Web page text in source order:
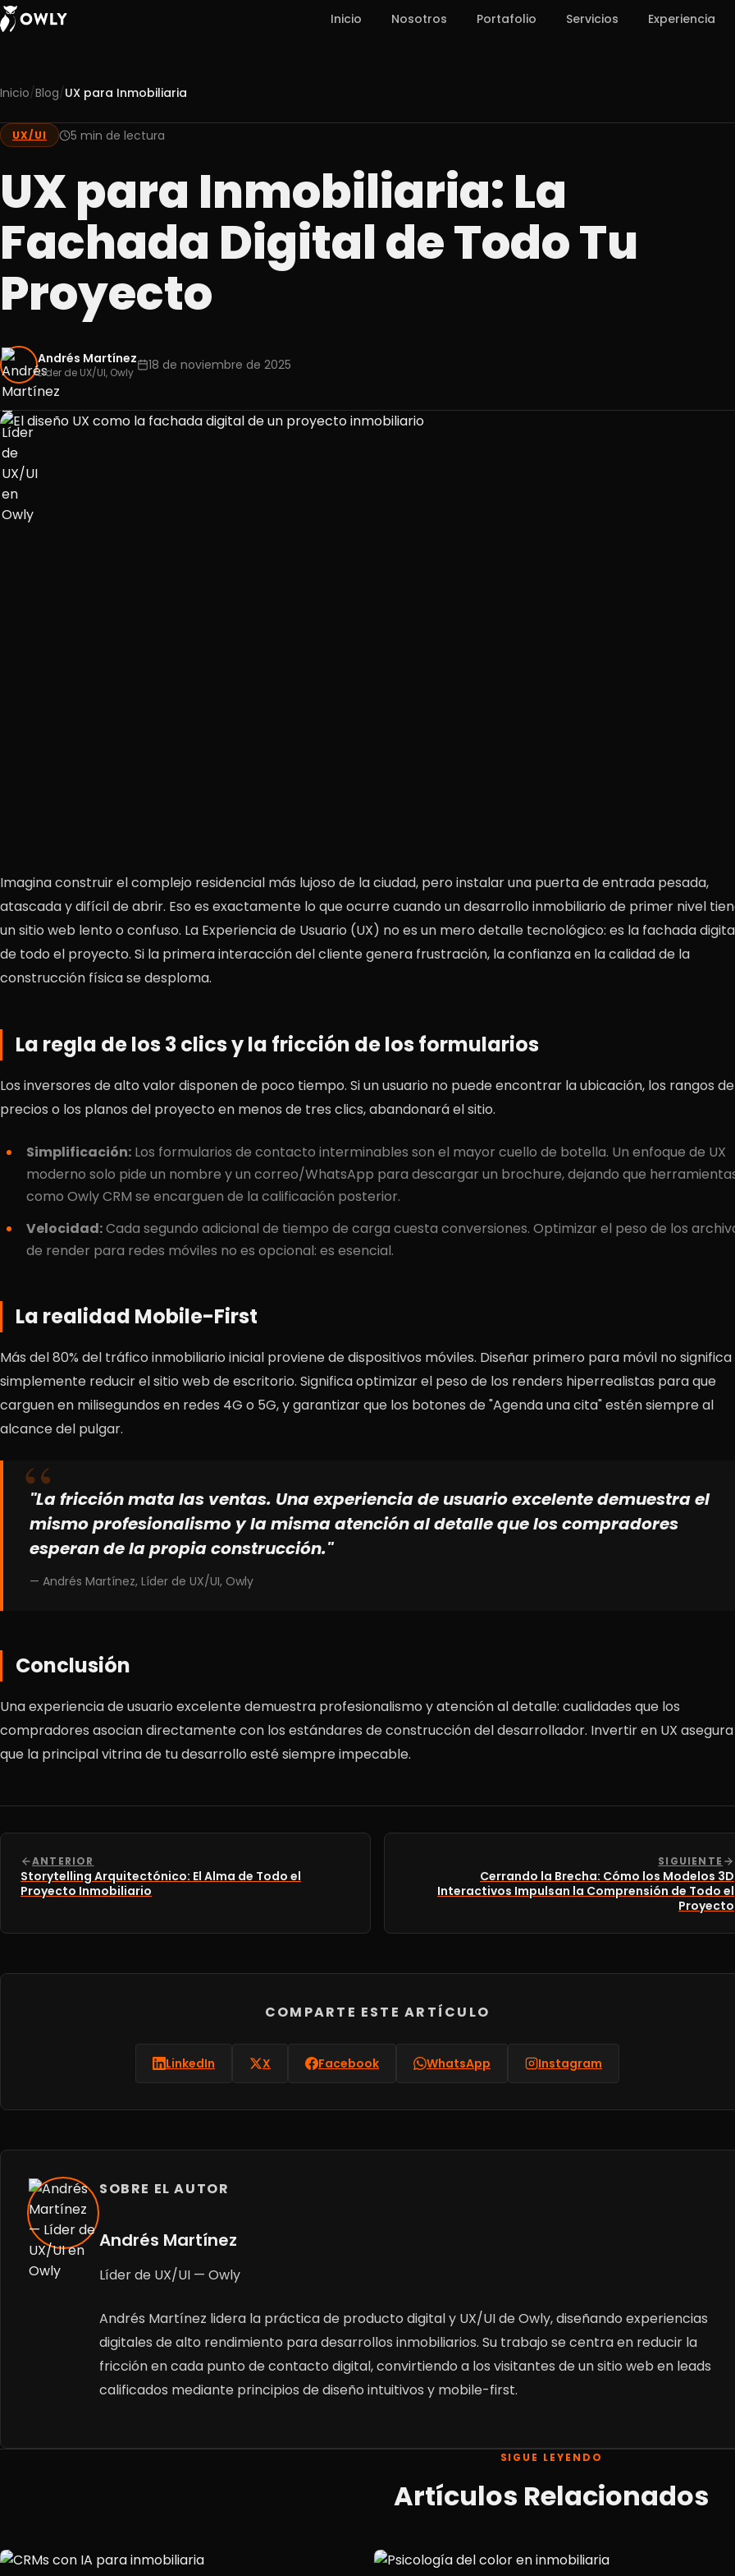
Inicio Nosotros Portafolio Servicios Experiencia
01 Nosotros
02 Servicios
Portafolio
Experiencia
05 Blog
06 Contacto
Inicio/Blog/UX para Inmobiliaria
UX/UI 5 min de lectura
UX para Inmobiliaria: La
Fachada Digital de Todo Tu
Proyecto
Andrés Martínez
Líder de UX/UI, Owly 18 de noviembre de 2025
Imagina construir el complejo residencial más lujoso de la ciudad, pero instalar una puerta de entrada pesada,
atascada y difícil de abrir. Eso es exactamente lo que ocurre cuando un desarrollo inmobiliario de primer nivel
un sitio web lento o confuso. La Experiencia de Usuario (UX) no es un mero detalle tecnológico: es la fachada
de todo el proyecto. Si la primera interacción del cliente genera frustración, la confianza en la calidad de la
construcción física se desploma.
La regla de los 3 clics y la fricción de los formularios
Los inversores de alto valor disponen de poco tiempo. Si un usuario no puede encontrar la ubicación, los rangos de
precios o los planos del proyecto en menos de tres clics, abandonará el sitio.
Simplificación: Los formularios de contacto interminables son el mayor cuello de botella. Un enfoque de UX
moderno solo pide un nombre y un correo/WhatsApp para descargar un brochure, dejando que
como Owly CRM se encarguen de la calificación posterior.
Velocidad:Cada segundo adicional de tiempo de carga cuesta conversiones. Optimizar el peso de los
de render para redes móviles no es opcional: es esencial.
La realidad Mobile-First
Más del 80% del tráfico inmobiliario inicial proviene de dispositivos móviles. Diseñar primero para móvil no significa
simplemente reducir el sitio web de escritorio. Significa optimizar el peso de los renders hiperrealistas para que
carguen en milisegundos en redes 4G o 5G, y garantizar que los botones de "Agenda una cita" estén siempre al
alcance del pulgar.
"La fricción mata las ventas. Una experiencia de usuario excelente demuestra el
mismo profesionalismo y la misma atención al detalle que los compradores
esperan de la propia construcción."
— Andrés Martínez, Líder de UX/UI, Owly
Conclusión
Una experiencia de usuario excelente demuestra profesionalismo y atención al detalle: cualidades que los
compradores asocian directamente con los estándares de construcción del desarrollador. Invertir en UX asegura
que la principal vitrina de tu desarrollo esté siempre impecable.
ANTERIOR
Storytelling Arquitectónico: El Alma de Todo el
Proyecto Inmobiliario
SIGUIENTE
Cerrando la Brecha: Cómo los Modelos 3D
Interactivos Impulsan la Comprensión de Todo el
Proyecto
COMPARTE ESTE ARTÍCULO
LinkedIn X Facebook WhatsApp Instagram
SOBRE EL AUTOR
Andrés Martínez
Líder de UX/UI — Owly
Andrés Martínez lidera la práctica de producto digital y UX/UI de Owly, diseñando experiencias
digitales de alto rendimiento para desarrollos inmobiliarios. Su trabajo se centra en reducir la
fricción en cada punto de contacto digital, convirtiendo a los visitantes de un sitio web en leads
calificados mediante principios de diseño intuitivos y mobile-first.
SIGUE LEYENDO
Artículos Relacionados